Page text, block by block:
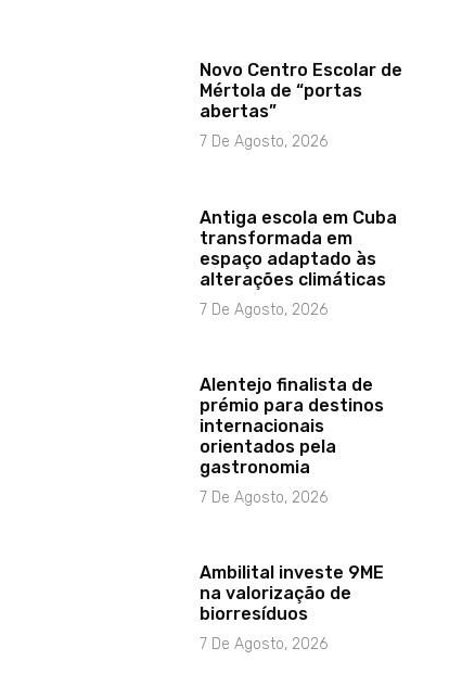
Novo Centro Escolar de
Mértola de “portas
abertas”
7 De Agosto, 2026
Antiga escola em Cuba
transformada em
espaço adaptado às
alterações climáticas
7 De Agosto, 2026
Alentejo finalista de
prémio para destinos
internacionais
orientados pela
gastronomia
7 De Agosto, 2026
Ambilital investe 9ME
na valorização de
biorresíduos
7 De Agosto, 2026